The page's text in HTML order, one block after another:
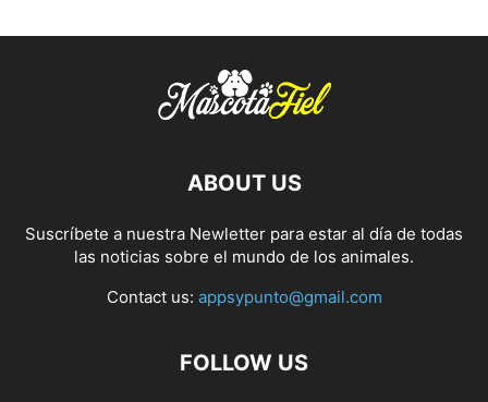
ABOUT US
Suscríbete a nuestra Newletter para estar al día de todas
las noticias sobre el mundo de los animales.
Contact us: appsypunto@gmail.com
FOLLOW US